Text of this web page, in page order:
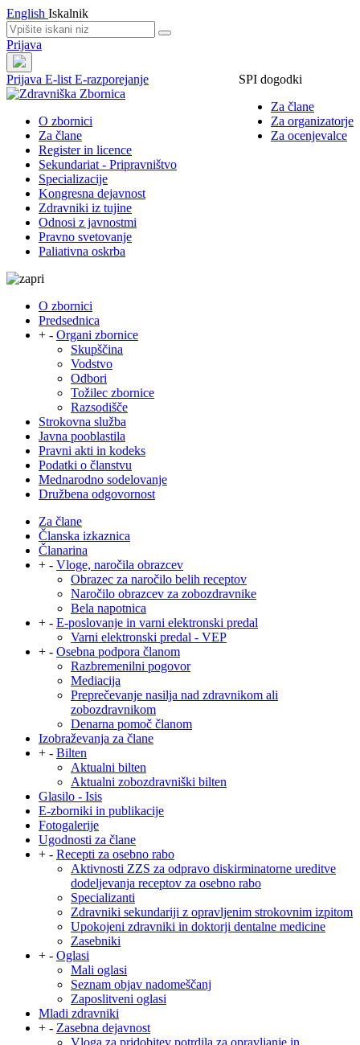
English Iskalnik
Prijava
Prijava
SPI dogodki
Za člane
Za organizatorje
Za ocenjevalce
E-list E-razporejanje
O zbornici
Za člane
Register in licence
Sekundariat - Pripravništvo
Specializacije
Kongresna dejavnost
Zdravniki iz tujine
Odnosi z javnostmi
Pravno svetovanje
Paliativna oskrba
O zbornici
Predsednica
+ - Organi zbornice
Skupščina
Vodstvo
Odbori
Tožilec zbornice
Razsodišče
Strokovna služba
Javna pooblastila
Pravni akti in kodeks
Podatki o članstvu
Mednarodno sodelovanje
Družbena odgovornost
Za člane
Članska izkaznica
Članarina
+ - Vloge, naročila obrazcev
Obrazec za naročilo belih receptov
Naročilo obrazcev za zobozdravnike
Bela napotnica
+ - E-poslovanje in varni elektronski predal
Varni elektronski predal - VEP
+ - Osebna podpora članom
Razbremenilni pogovor
Mediacija
Preprečevanje nasilja nad zdravnikom ali
zobozdravnikom
Denarna pomoč članom
Izobraževanja za člane
+ - Bilten
Aktualni bilten
Aktualni zobozdravniški bilten
Glasilo - Isis
E-zborniki in publikacije
Fotogalerije
Ugodnosti za člane
+ - Recepti za osebno rabo
Aktivnosti ZZS za odpravo diskirminatorne ureditve
dodeljevanja receptov za osebno rabo
Specializanti
Zdravniki sekundariji z opravljenim strokovnim izpitom
Upokojeni zdravniki in doktorji dentalne medicine
Zasebniki
+ - Oglasi
Mali oglasi
Seznam objav nadomeščanj
Zaposlitveni oglasi
Mladi zdravniki
+ - Zasebna dejavnost
Vloga za pridobitev potrdila za opravljanje in